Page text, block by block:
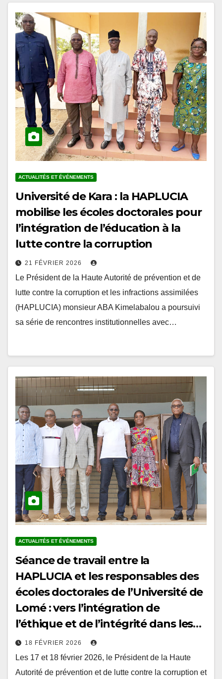
Université de Kara : la HAPLUCIA
mobilise les écoles doctorales pour
l’intégration de l’éducation à la
lutte contre la corruption
Le Président de la Haute Autorité de prévention et de
lutte contre la corruption et les infractions assimilées
(HAPLUCIA) monsieur ABA Kimelabalou a poursuivi
sa série de rencontres institutionnelles avec…
Séance de travail entre la
HAPLUCIA et les responsables des
écoles doctorales de l’Université de
Lomé : vers l’intégration de
l’éthique et de l’intégrité dans les
curricula doctoraux au Togo
18 FÉVRIER 2026
Les 17 et 18 février 2026, le Président de la Haute
Autorité de prévention et de lutte contre la corruption et
les infractions assimilées (HAPLUCIA), Monsieur ABA